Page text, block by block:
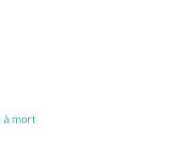
à mort